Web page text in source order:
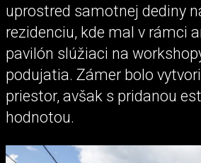
uprostred samotnej dediny
rezidenciu, kde mal v rámci
pavilón slúžiaci na
podujatia. Zámer bolo
priestor, avšak s pridanou
hodnotou.